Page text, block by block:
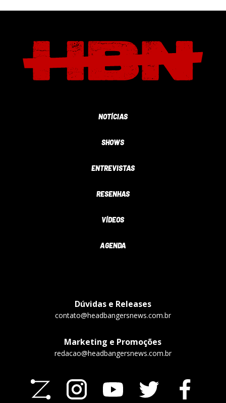
NOTÍCIAS
SHOWS
ENTREVISTAS
RESENHAS
VÍDEOS
AGENDA
Dúvidas e Releases
contato@headbangersnews.com.br
Marketing e Promoções
redacao@headbangersnews.com.br